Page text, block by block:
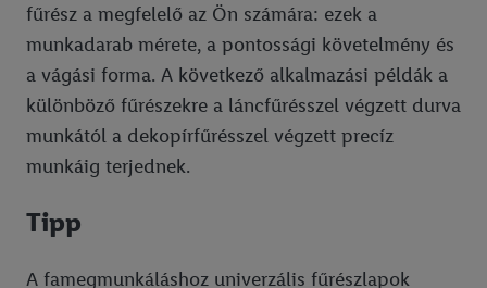
fűrész a megfelelő az Ön számára: ezek a
munkadarab mérete, a pontossági követelmény és
a vágási forma. A következő alkalmazási példák a
különböző fűrészekre a láncfűrésszel végzett durva
munkától a dekopírfűrésszel végzett precíz
munkáig terjednek.
Tipp
A famegmunkáláshoz univerzális fűrészlapok